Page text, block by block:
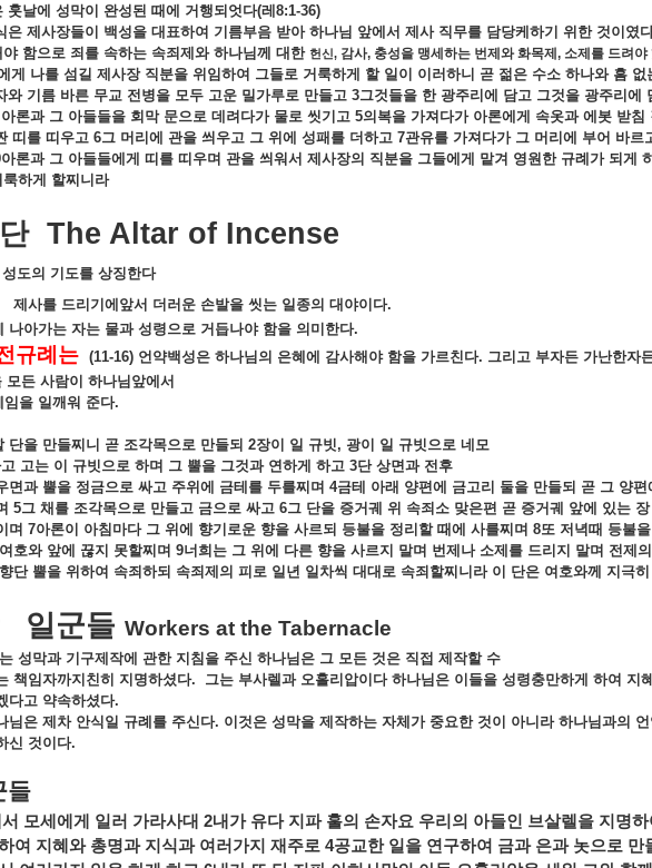
훗날에 성막이 완성된 때에 거행되엇다(레 8:1-36)
은 제사장들이 백성을 대표하여 기름부음 받아 하나님 앞에서 제사 직무를 담당케하기 위한 것이였
야 함으로 죄를 속하는 속죄제와 하나님께 대한 헌신 , 감사, 충성을 맹세하는 번제와 화목제, 소제를 드려야
게 나를 섬길 제사장 직분을 위임하여 그들로 거룩하게 할 일이 이러하니 곧 젊은 수소 하나와 흠 없
와 기름 바른 무교 전병을 모두 고운 밀가루로 만들고 3그것들을 한 광주리에 담고 그것을 광주리에
아론과 그 아들들을 회막 문으로 데려다가 물로 씻기고 5의복을 가져다가 아론에게 속옷과 에봇 받침
띠를 띠우고 6그 머리에 관을 씌우고 그 위에 성패를 더하고 7관유를 가져다가 그 머리에 부어 바르
아론과 그 아들들에게 띠를 띠우며 관을 씌워서 제사장의 직분을 그들에게 맡겨 영원한 규례가 되게
룩하게 할찌니라
The Altar of Incense
성도의 기도를 상징한다
제사를 드리기에앞서 더러운 손발을 씻는 일종의 대야이다.
나아가는 자는 물과 성령으로 거듭나야 함을 의미한다.
규례는 (11-16) 언약백성은 하나님의 은혜에 감사해야 함을 가르친다. 그리고 부자든 가난한자
모든 사람이 하나님앞에서
임을 일깨워 준다.
단을 만들찌니 곧 조각목으로 만들되 2장이 일 규빗, 광이 일 규빗으로 네모
고는 이 규빗으로 하며 그 뿔을 그것과 연하게 하고 3단 상면과 전후
면과 뿔을 정금으로 싸고 주위에 금테를 두를찌며 4금테 아래 양편에 금고리 둘을 만들되 곧 그 양편
5그 채를 조각목으로 만들고 금으로 싸고 6그 단을 증거궤 위 속죄소 맞은편 곧 증거궤 앞에 있는 장
며 7아론이 아침마다 그 위에 향기로운 향을 사르되 등불을 정리할 때에 사를찌며 8또 저녁때 등불을
여호와 앞에 끊지 못할찌며 9너희는 그 위에 다른 향을 사르지 말며 번제나 소제를 드리지 말며 전제의
향단 뿔을 위하여 속죄하되 속죄제의 피로 일년 일차씩 대대로 속죄할찌니라 이 단은 여호와께 지극히
일군들 Workers at the Tabernacle
성막과 기구제작에 관한 지침을 주신 하나님은 그 모든 것은 직접 제작할 수
책임자까지친히 지명하셨다. 그는 부사렐과 오홀리압이다 하나님은 이들을 성령충만하게 하여 지
다고 약속하셨다.
님은 제차 안식일 규례를 주신다. 이것은 성막을 제작하는 자체가 중요한 것이 아니라 하나님과의
신 것이다.
들
모세에게 일러 가라사대 2내가 유다 지파 훌의 손자요 우리의 아들인 브살렐을 지명하
여 지혜와 총명과 지식과 여러가지 재주로 4공교한 일을 연구하여 금과 은과 놋으로 만